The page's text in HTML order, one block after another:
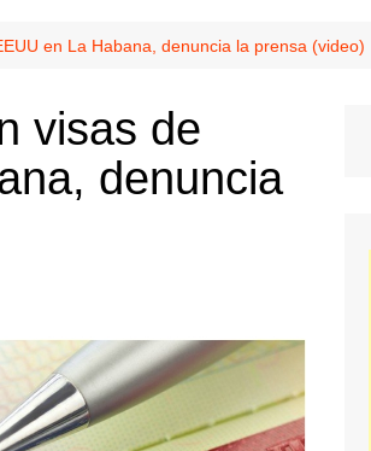
en La Habana, denuncia la prensa (video)
visas de
denuncia